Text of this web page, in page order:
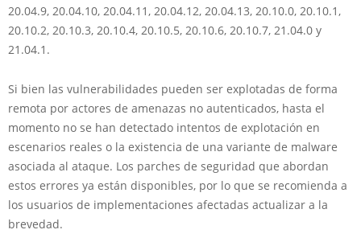
20.04.9, 20.04.10, 20.04.11, 20.04.12, 20.04.13, 20.10.0, 20.10.1,
20.10.2, 20.10.3, 20.10.4, 20.10.5, 20.10.6, 20.10.7, 21.04.0 y
21.04.1.
Si bien las vulnerabilidades pueden ser explotadas de forma
remota por actores de amenazas no autenticados, hasta el
momento no se han detectado intentos de explotación en
escenarios reales o la existencia de una variante de malware
asociada al ataque. Los parches de seguridad que abordan
estos errores ya están disponibles, por lo que se recomienda a
los usuarios de implementaciones afectadas actualizar a la
brevedad.